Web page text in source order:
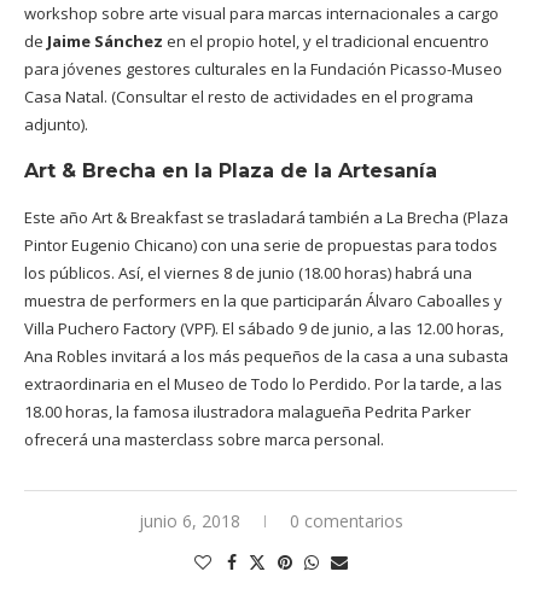
workshop sobre arte visual para marcas internacionales a cargo
de Jaime Sánchez en el propio hotel, y el tradicional encuentro
para jóvenes gestores culturales en la Fundación Picasso-Museo
Casa Natal. (Consultar el resto de actividades en el programa
adjunto).
Art & Brecha en la Plaza de la Artesanía
Este año Art & Breakfast se trasladará también a La Brecha (Plaza
Pintor Eugenio Chicano) con una serie de propuestas para todos
los públicos. Así, el viernes 8 de junio (18.00 horas) habrá una
muestra de performers en la que participarán Álvaro Caboalles y
Villa Puchero Factory (VPF). El sábado 9 de junio, a las 12.00 horas,
Ana Robles invitará a los más pequeños de la casa a una subasta
extraordinaria en el Museo de Todo lo Perdido. Por la tarde, a las
18.00 horas, la famosa ilustradora malagueña Pedrita Parker
ofrecerá una masterclass sobre marca personal.
junio 6, 2018 0 comentarios